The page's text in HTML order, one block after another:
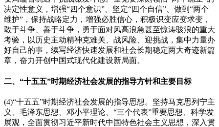
决定性意义，增强“四个意识”、坚定“四个自信”、做到“两个
维护”，保持战略定力，增强必胜信心，积极识变应变求变，
敢于斗争、善于斗争，勇于面对风高浪急甚至惊涛骇浪的重大
考验，以历史主动精神克难关、战风险、迎挑战，集中力量办
好自己的事，续写经济快速发展和社会长期稳定两大奇迹新篇
章，奋力开创中国式现代化建设新局面。
二、“十五五”时期经济社会发展的指导方针和主要目标
(4)“十五五”时期经济社会发展的指导思想。坚持马克思列宁主
义、毛泽东思想、邓小平理论、“三个代表”重要思想、科学发
展观，全面贯彻习近平新时代中国特色社会主义思想，深入贯